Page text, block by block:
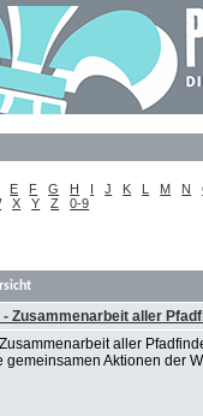
E F G H I J K L M N
X Y Z 0-9
Zusammenarbeit aller
aller
gemeinsamen Aktionen der